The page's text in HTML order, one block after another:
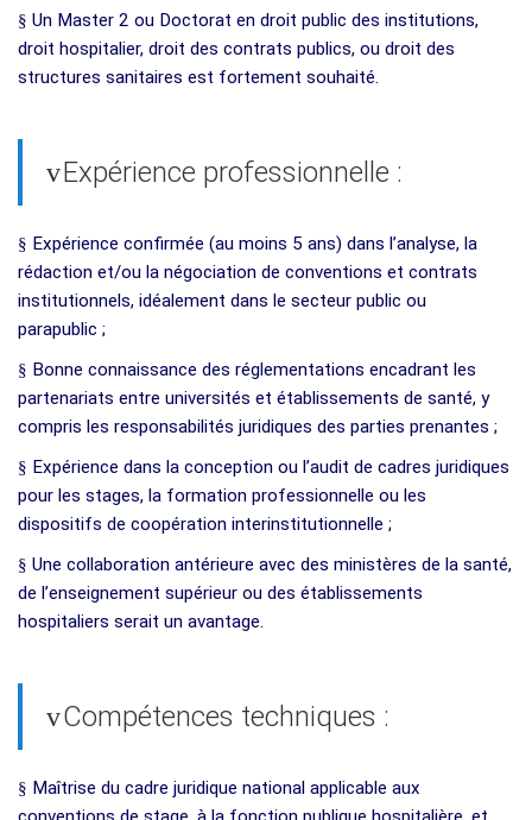
§ Un Master 2 ou Doctorat en droit public des institutions,
droit hospitalier, droit des contrats publics, ou droit des
structures sanitaires est fortement souhaité.
vExpérience professionnelle :
§ Expérience confirmée (au moins 5 ans) dans l’analyse, la
rédaction et/ou la négociation de conventions et contrats
institutionnels, idéalement dans le secteur public ou
parapublic ;
§ Bonne connaissance des réglementations encadrant les
partenariats entre universités et établissements de santé, y
compris les responsabilités juridiques des parties prenantes ;
§ Expérience dans la conception ou l’audit de cadres juridiques
pour les stages, la formation professionnelle ou les
dispositifs de coopération interinstitutionnelle ;
§ Une collaboration antérieure avec des ministères de la santé,
de l’enseignement supérieur ou des établissements
hospitaliers serait un avantage.
vCompétences techniques :
§ Maîtrise du cadre juridique national applicable aux